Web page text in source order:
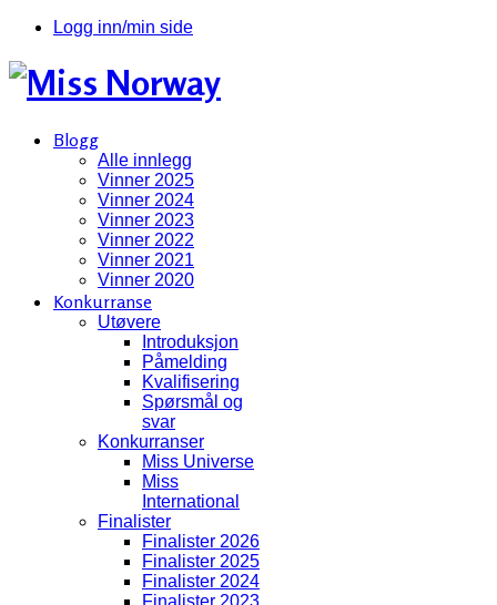
Logg inn/min side
Blogg
Alle innlegg
Vinner 2025
Vinner 2024
Vinner 2023
Vinner 2022
Vinner 2021
Vinner 2020
Konkurranse
Utøvere
Introduksjon
Påmelding
Kvalifisering
Spørsmål og
svar
Konkurranser
Miss Universe
Miss
International
Finalister
Finalister 2026
Finalister 2025
Finalister 2024
Finalister 2023